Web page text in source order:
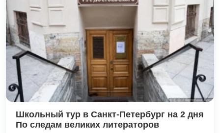
Школьный тур в Санкт-Петербург на 2 дня
По следам великих литераторов